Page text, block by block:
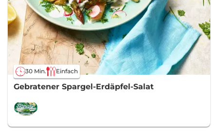
30 Min. Einfach
Gebratener Spargel-Erdäpfel-Salat